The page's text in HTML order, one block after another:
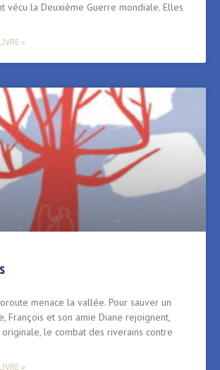
vécu la Deuxième Guerre mondiale. Elles
»
menace la vallée. Pour sauver un
François et son amie Diane rejoignent,
originale, le combat des riverains contre
»